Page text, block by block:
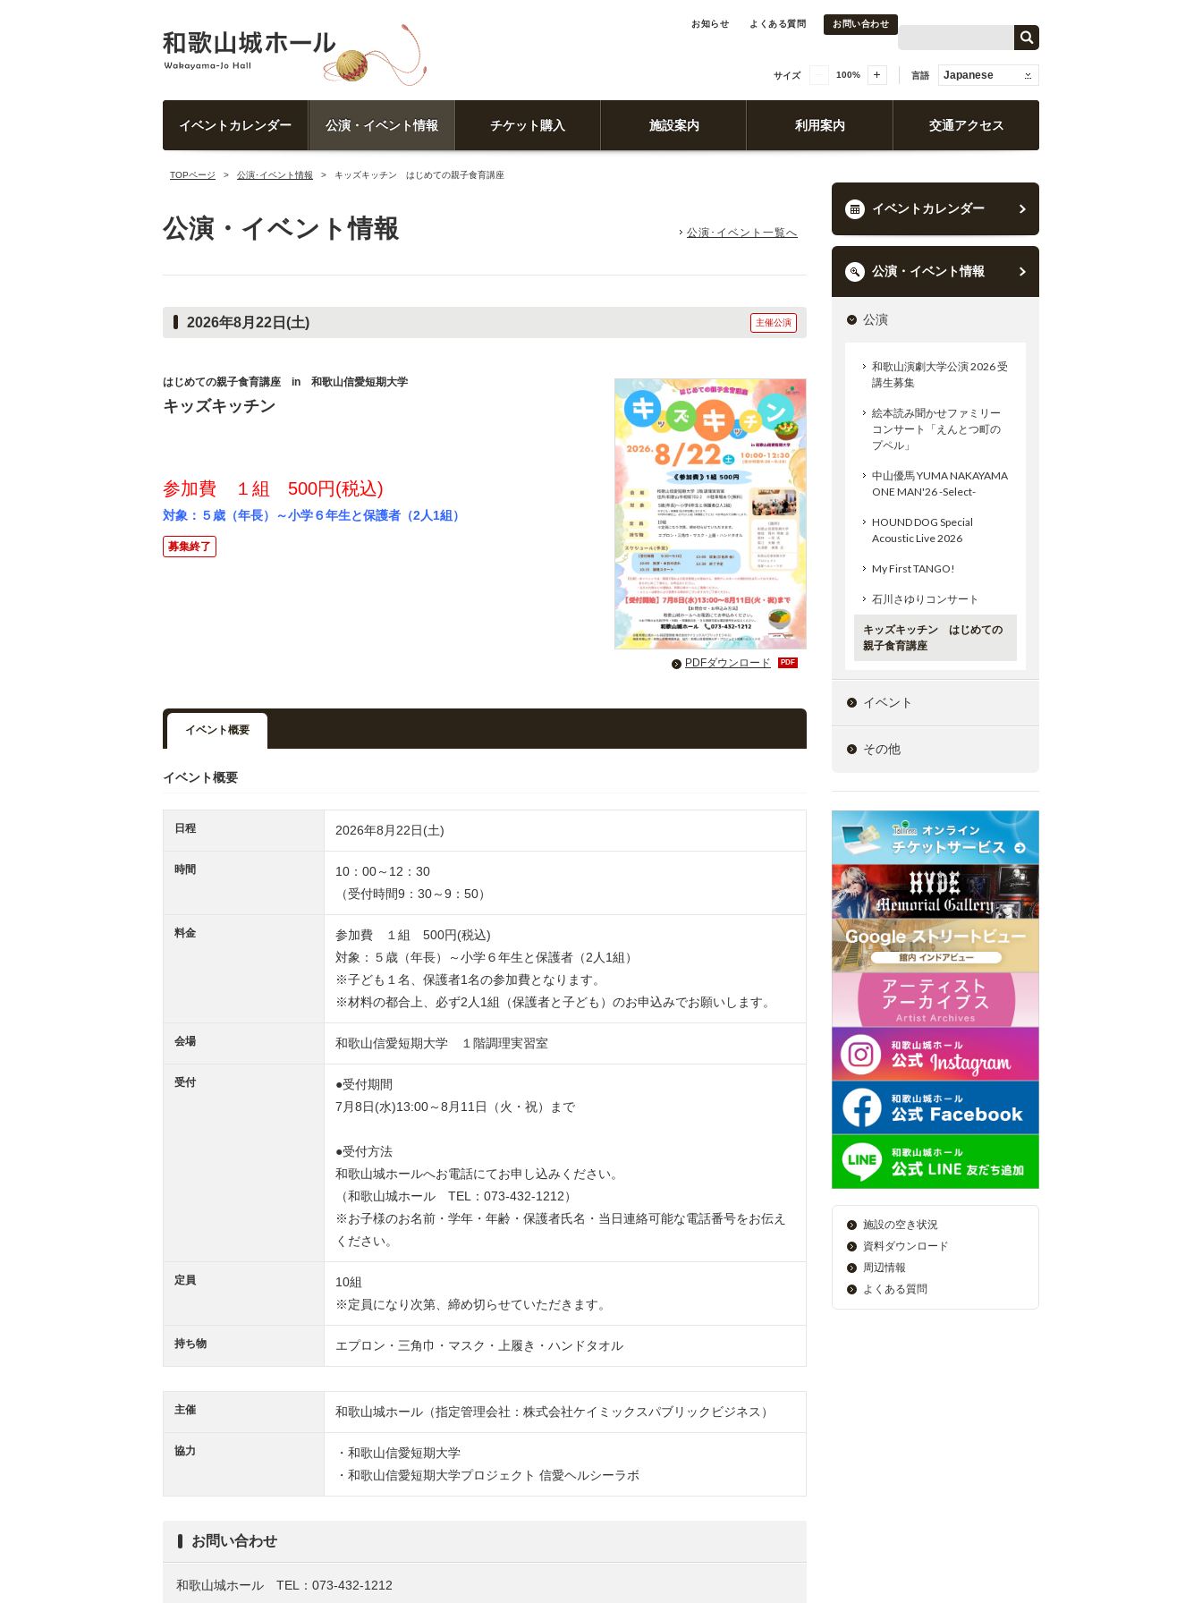
お知らせ よくある質問 お問い合わせ
サイズ 100% 言語 Japanese
イベントカレンダー 公演・イベント情報 チケット購入 施設案内 利用案内 交通アクセス
TOPページ 公演･イベント情報 キッズキッチン はじめての親子食育講座
公演・イベント情報 公演･イベント一覧へ
2026年8月22日(土) 主催公演
はじめての親子食育講座 in 和歌山信愛短期大学
キッズキッチン
参加費 １組 500円(税込)
対象：５歳（年長）～小学６年生と保護者（2人1組）
募集終了
PDFダウンロード PDF
イベント概要
イベント概要
日程 2026年8月22日(土)
時間
10：00～12：30
（受付時間9：30～9：50）
料金
参加費 １組 500円(税込)
対象：５歳（年長）～小学６年生と保護者（2人1組）
※子ども１名、保護者1名の参加費となります。
※材料の都合上、必ず2人1組（保護者と子ども）のお申込みでお願いします。
会場 和歌山信愛短期大学 １階調理実習室
受付
●受付期間
7月8日(水)13:00～8月11日（火・祝）まで
●受付方法
和歌山城ホールへお電話にてお申し込みください。
（和歌山城ホール TEL：073-432-1212）
※お子様のお名前・学年・年齢・保護者氏名・当日連絡可能な電話番号をお伝え
ください。
定員
10組
※定員になり次第、締め切らせていただきます。
持ち物 エプロン・三角巾・マスク・上履き・ハンドタオル
主催 和歌山城ホール（指定管理会社：株式会社ケイミックスパブリックビジネス）
協力
・和歌山信愛短期大学
・和歌山信愛短期大学プロジェクト 信愛ヘルシーラボ
お問い合わせ
和歌山城ホール TEL：073-432-1212
イベントカレンダー
公演・イベント情報
公演
和歌山演劇大学公演 2026 受
講生募集
絵本読み聞かせファミリー
コンサート「えんとつ町の
プペル」
中山優馬 YUMA NAKAYAMA
ONE MAN'26 -Select-
HOUND DOG Special
Acoustic Live 2026
My First TANGO!
石川さゆりコンサート
キッズキッチン はじめての
親子食育講座
イベント
その他
施設の空き状況
資料ダウンロード
周辺情報
よくある質問